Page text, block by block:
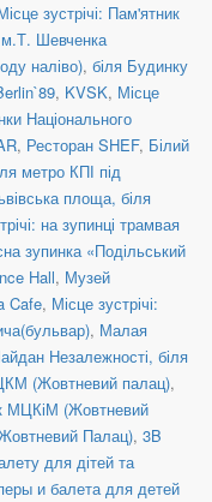
зустрічі: Пам'ятник
м.Т. Шевченка
наліво), біля Будинку
, KVSK, Місце
Національного
, Ресторан SHEF, Білий
метро КПІ під
площа, біля
на зупинці трамвая
зупинка «Подільський
Hall, Музей
Cafe, Місце зустрічі:
, Малая
Незалежності, біля
(Жовтневий палац),
МЦКіМ (Жовтневий
Палац), 3B
для дітей та
и балета для детей